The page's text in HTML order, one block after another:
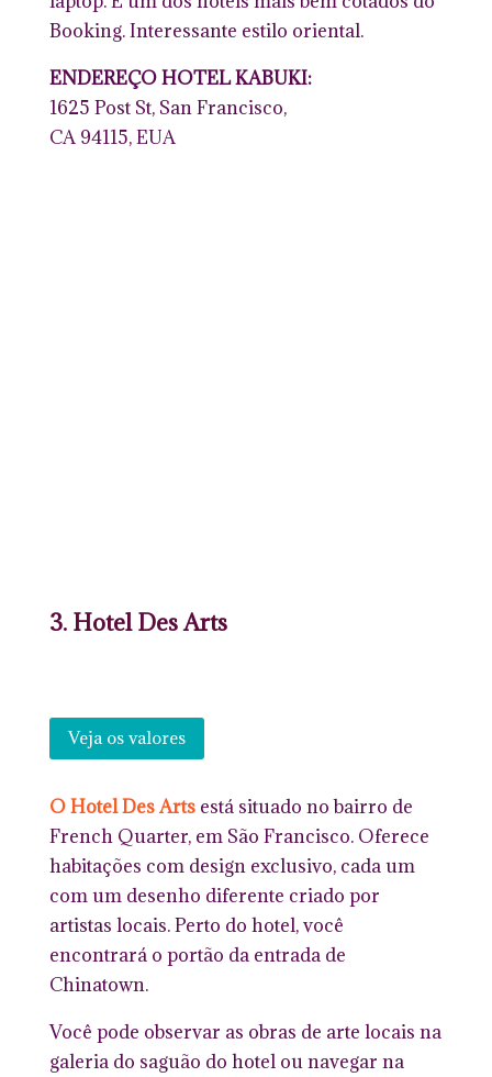
Booking. Interessante estilo oriental.
ENDEREÇO HOTEL KABUKI:
1625 Post St, San Francisco,
CA 94115, EUA
3. Hotel Des Arts
Veja os valores
O Hotel Des Arts está situado no bairro de
French Quarter, em São Francisco. Oferece
habitações com design exclusivo, cada um
com um desenho diferente criado por
artistas locais. Perto do hotel, você
encontrará o portão da entrada de
Chinatown.
Você pode observar as obras de arte locais na
galeria do saguão do hotel ou navegar na